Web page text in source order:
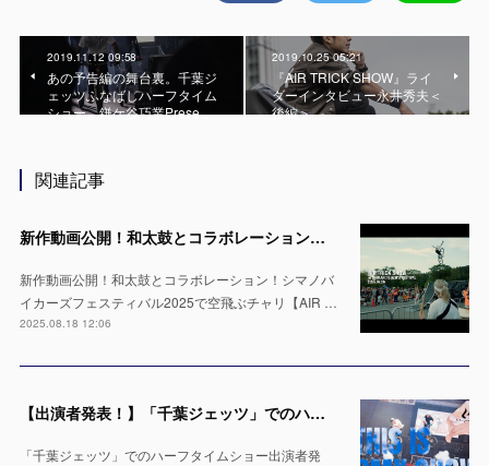
2019.11.12 09:58
あの予告編の舞台裏。千葉ジ
ェッツふなばしハーフタイム
ショー、鎌ケ谷巧業Prese…
2019.10.25 05:21
『AIR TRICK SHOW』ライ
ダーインタビュー永井秀夫＜
後編＞
関連記事
新作動画公開！和太鼓とコラボレーション！シマノバイカーズフェスティバル2025で空飛ぶチャリ【AIR TRICK SHOW】
新作動画公開！和太鼓とコラボレーション！シマノバ
イカーズフェスティバル2025で空飛ぶチャリ【AIR …
2025.08.18 12:06
【出演者発表！】「千葉ジェッツ」でのハーフタイムショー LaLa arena TOKYO-BAYの1万人の会場で実施 ※4月12日 & 13日
「千葉ジェッツ」でのハーフタイムショー出演者発